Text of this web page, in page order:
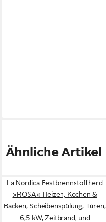
Ähnliche Artikel
La Nordica Festbrennstoffherd
»ROSA« Heizen, Kochen &
Backen, Scheibenspülung, Türen,
6,5 kW, Zeitbrand, und